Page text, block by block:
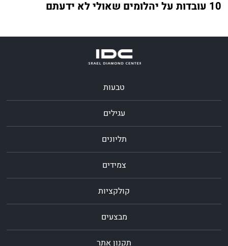
10 עובדות על יהלומים שאולי לא ידעתם
טבעות
עגילים
תליונים
צמידים
קולקציות
מבצעים
תקנון אתר